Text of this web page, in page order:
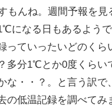
もんね。週間予報を見
になる日もあるよう
っていったいどのくら
多分1℃とか0度くらい
な・・？。と言う訳で
の低温記録を調べてみ